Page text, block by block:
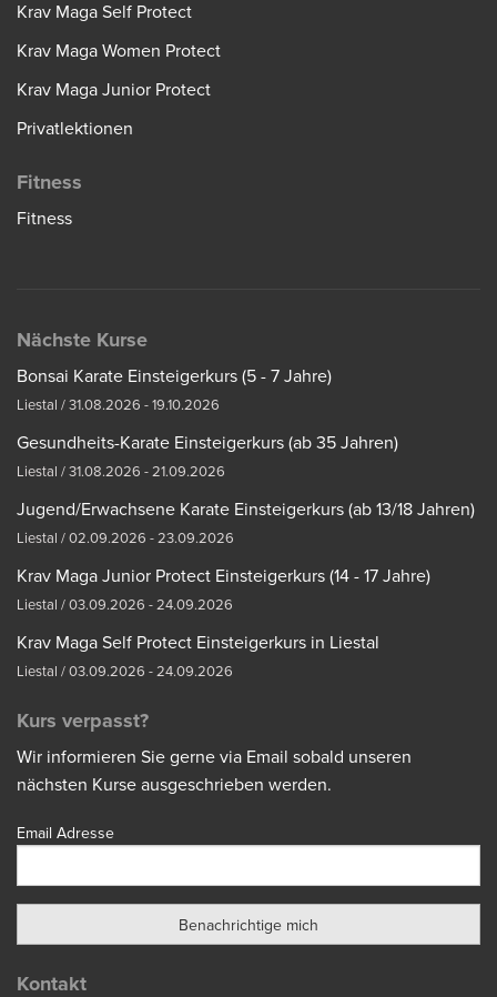
Krav Maga Self Protect
Krav Maga Women Protect
Krav Maga Junior Protect
Privatlektionen
Fitness
Fitness
Nächste Kurse
Bonsai Karate Einsteigerkurs (5 - 7 Jahre)
Liestal / 31.08.2026 - 19.10.2026
Gesundheits-Karate Einsteigerkurs (ab 35 Jahren)
Liestal / 31.08.2026 - 21.09.2026
Jugend/Erwachsene Karate Einsteigerkurs (ab 13/18 Jahren)
Liestal / 02.09.2026 - 23.09.2026
Krav Maga Junior Protect Einsteigerkurs (14 - 17 Jahre)
Liestal / 03.09.2026 - 24.09.2026
Krav Maga Self Protect Einsteigerkurs in Liestal
Liestal / 03.09.2026 - 24.09.2026
Kurs verpasst?
Wir informieren Sie gerne via Email sobald unseren
nächsten Kurse ausgeschrieben werden.
Email Adresse
Kontakt